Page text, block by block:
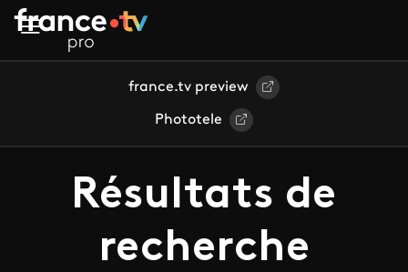
Aller au contenu principal
france.tv preview
Phototele
Résultats de
recherche